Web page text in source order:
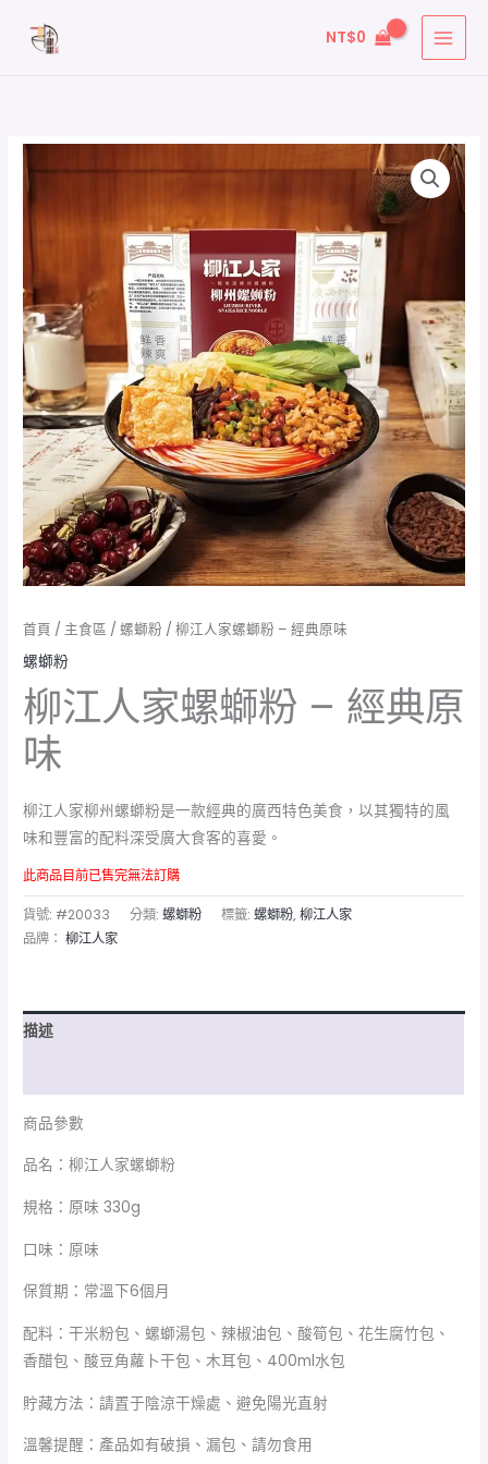
NT$0
首頁 / 主食區 / 螺螄粉 / 柳江人家螺螄粉 – 經典原味
螺螄粉
柳江人家螺螄粉 – 經典原
味
柳江人家柳州螺螄粉是一款經典的廣西特色美食，以其獨特的風
味和豐富的配料深受廣大食客的喜愛。
此商品目前已售完無法訂購
貨號: #20033 分類:螺螄粉 標籤:螺螄粉,柳江人家
品牌：柳江人家
描述
商品參數
品名：柳江人家螺螄粉
規格：原味 330g
口味：原味
保質期：常溫下6個月
配料：干米粉包、螺螄湯包、辣椒油包、酸筍包、花生腐竹包、
香醋包、酸豆角蘿卜干包、木耳包、400ml水包
貯藏方法：請置于陰涼干燥處、避免陽光直射
溫馨提醒：產品如有破損、漏包、請勿食用
尋